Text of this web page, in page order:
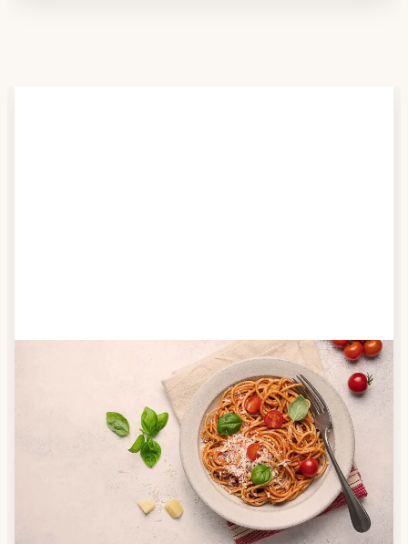
Anbieter finden
Nutzen Sie unsere große Mahlzeiten-Dienst-Suche,
um herauszufinden, welche Anbieter es in Ihrer
Region gibt und welcher am besten zu Ihnen passt.
Verschaffen Sie sich auch einen Überblick über die
Essen auf Rädern-Kosten.